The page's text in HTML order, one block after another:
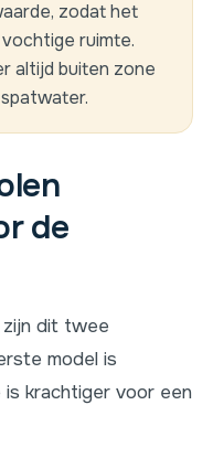
, zodat het
ruimte.
altijd buiten zone
de
dit twee
model is
krachtiger voor een